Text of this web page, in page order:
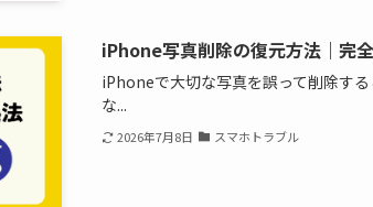
iPhone写真削除の復元方法｜完
iPhoneで大切な写真を誤って削除す
な...
2026年7月8日 スマホトラブル